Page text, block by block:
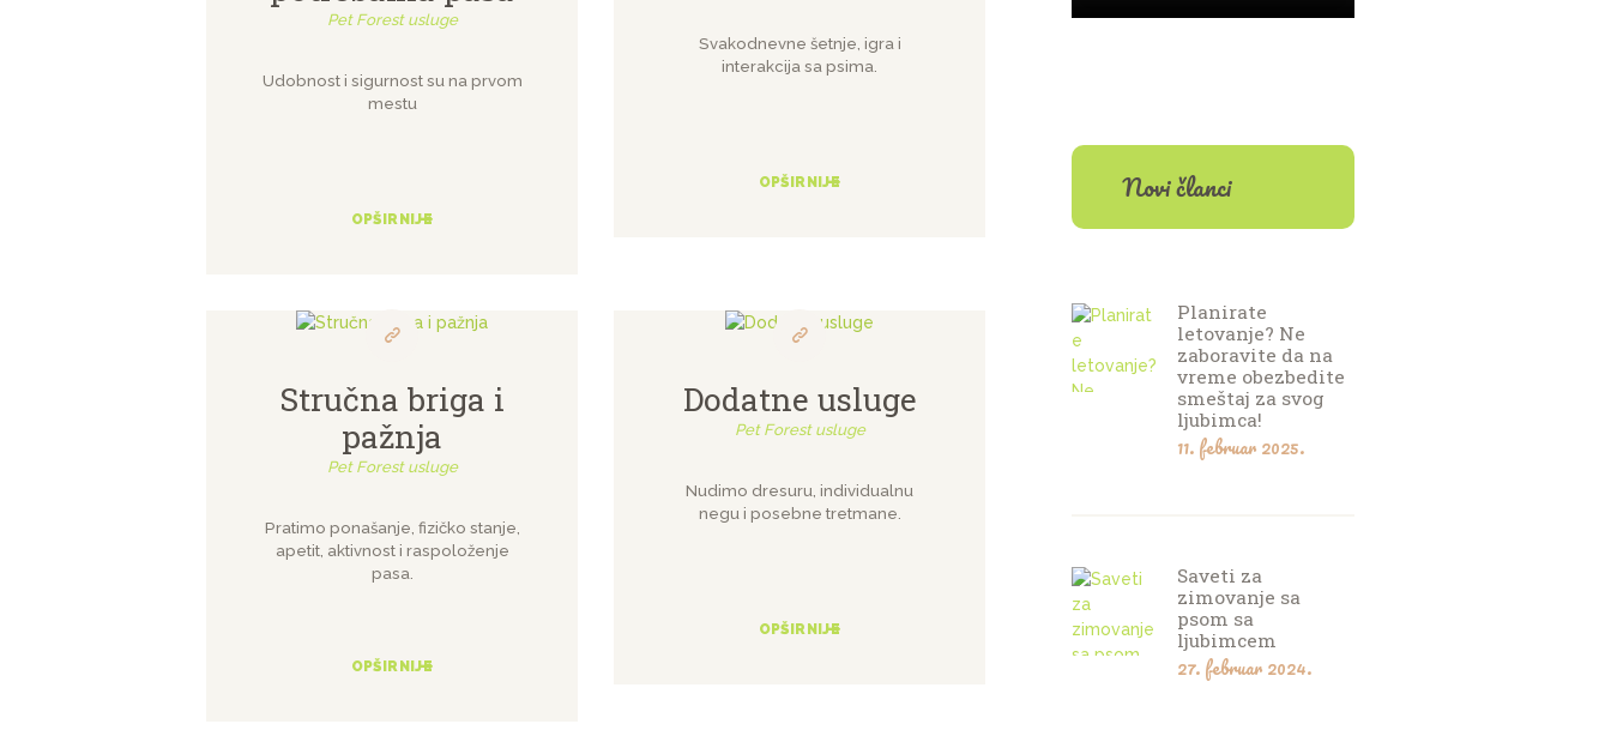
Pet Forest usluge
Udobnost i sigurnost su na prvom
mestu
OPŠIRNIJE
Svakodnevne šetnje, igra i
interakcija sa psima.
OPŠIRNIJE
Stručna briga i
pažnja
Pet Forest usluge
Pratimo ponašanje, fizičko stanje,
apetit, aktivnost i raspoloženje
pasa.
OPŠIRNIJE
Dodatne usluge
Pet Forest usluge
Nudimo dresuru, individualnu
negu i posebne tretmane.
OPŠIRNIJE
Novi članci
Planirate
letovanje? Ne
zaboravite da na
vreme obezbedite
smeštaj za svog
ljubimca!
11. februar 2025.
Saveti za
zimovanje sa
psom sa
ljubimcem
27. februar 2024.